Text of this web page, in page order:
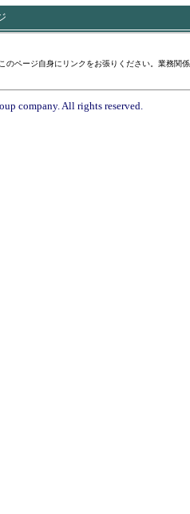
ページ自身にリンクをお張りください。業務関
company. All rights reserved.